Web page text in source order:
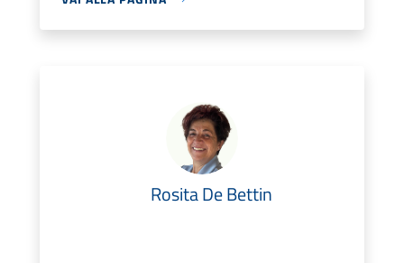
Rosita De Bettin